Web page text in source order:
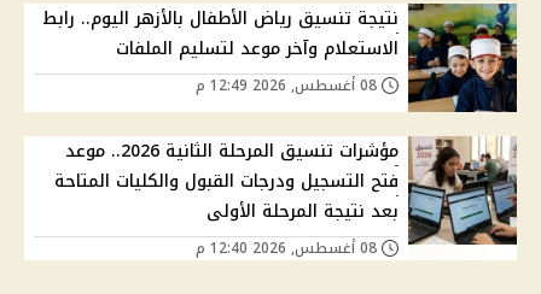
نتيجة تنسيق رياض الأطفال بالأزهر اليوم.. رابط
الاستعلام وآخر موعد لتسليم الملفات
مؤشرات تنسيق المرحلة الثانية 2026.. موعد
فتح التسجيل ودرجات القبول والكليات المتاحة
بعد نتيجة المرحلة الأولى